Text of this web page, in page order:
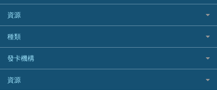
稅季/稅務貸款
網上貸款
結餘轉戶(清卡數貸款)
銀行貸款
財務公司貸款
免入息貸款
BEA 東亞銀行
BOC 中國銀行
Cashing Pro 優尚信貸
CCB(Asia) 中國建設銀行 (亞洲)
Citibank 花旗銀行
CNCBI 信銀國際
資源
如何申請個人貸款
如何管理個人貸款
個人貸款有用資訊
清卡數貸款教學
種類
網購優惠
精選外幣網購信用卡
尊尚信用卡
發卡機構
Citibank花旗銀行
資源